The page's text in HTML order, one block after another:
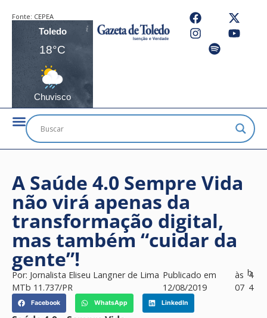
Fonte: CEPEA
Toledo
18°C
Chuvisco
A Saúde 4.0 Sempre Vida
não virá apenas da
transformação digital,
mas também “cuidar da
gente”!
Por: Jornalista Eliseu Langner de Lima
MTb 11.737/PR
Publicado em
12/08/2019
às
07
h
4
4
Facebook WhatsApp LinkedIn